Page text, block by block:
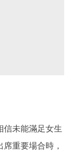
信未能滿足女生
重要場合時，